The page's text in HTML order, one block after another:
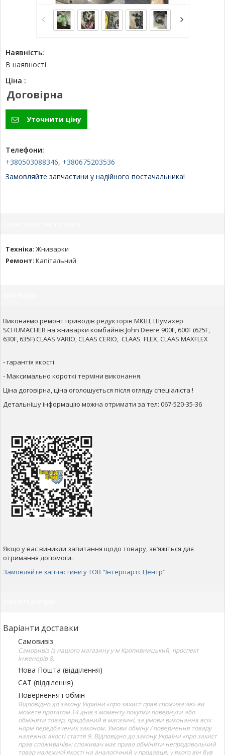
Наявність:
В наявності
Ціна :
Договірна
Уточнити ціну
Телефони:
+380503088346, +380675203536
Замовляйте запчастини у надійного постачальника!
Техніка: Жниварки
Ремонт: Капітальний
Виконаємо ремонт приводів редукторів МКШ, Шумахер
SCHUMACHER на жниварки комбайнів John Deere 900F, 600F (625F,
630F, 635F) CLAAS VARIO, CLAAS CERIO, CLAAS FLEX, CLAAS MAXFLEX
- гарантія якості.
- Максимально короткі терміни виконання.
Ціна договірна, ціна оголошується після огляду спеціаліста !
Детальнішу інформацію можна отримати за тел: 067-520-35-36
Якщо у вас виникли запитання щодо товару, зв’яжіться для
отримання допомоги.
Замовляйте запчастини у ТОВ "Інтерпартс Центр"
Варіанти доставки
Самовивіз
Самовивіз із нашого магазину у м Кропивницький, проспект
Інженерів 8.
Нова Пошта (відділення)
САТ (відділення)
Повернення і обмін
Відповідно до закону України «про захист прав споживачів» ви
можете протягом 14 днів з моменту покупки повернути або
обміняти товар, придбаний в магазині, за умови виконання всіх
норм передбачених законом. Умови обміну / повернення товару
належної якості стаття 9. Відповідно до закону України «про захист
прав споживачів»: споживач має право обміняти непродовольчий
товар належної якості на аналогічний у продавця, у якого він був